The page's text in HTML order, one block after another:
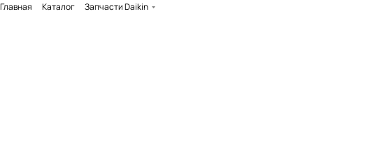
Главная Каталог Запчасти Daikin